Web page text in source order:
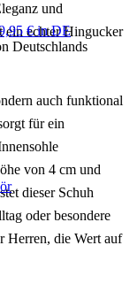
und
ein echter Hingucker
auch funktional
für ein
von 4 cm und
dieser Schuh
oder besondere
Herren, die Wert auf
€ in DE
Deutschlands